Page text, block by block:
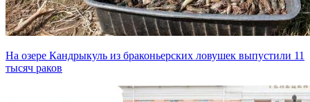
На озере Кандрыкуль из браконьерских ловушек выпустили 11
тысяч раков